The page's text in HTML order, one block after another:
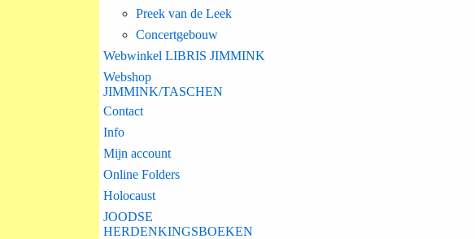
Preek van de Leek
Concertgebouw
Webwinkel LIBRIS JIMMINK
Webshop
JIMMINK/TASCHEN
Contact
Info
Mijn account
Online Folders
Holocaust
JOODSE
HERDENKINGSBOEKEN